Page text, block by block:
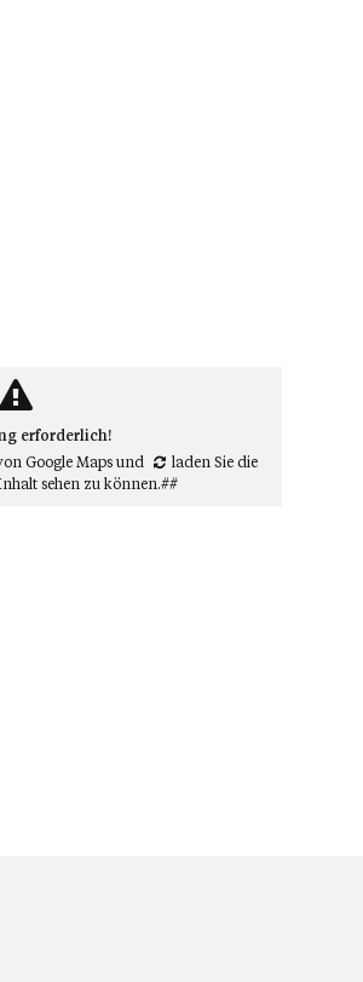
erforderlich!
Google Mapsund
laden Sie die
sehen zu können.##